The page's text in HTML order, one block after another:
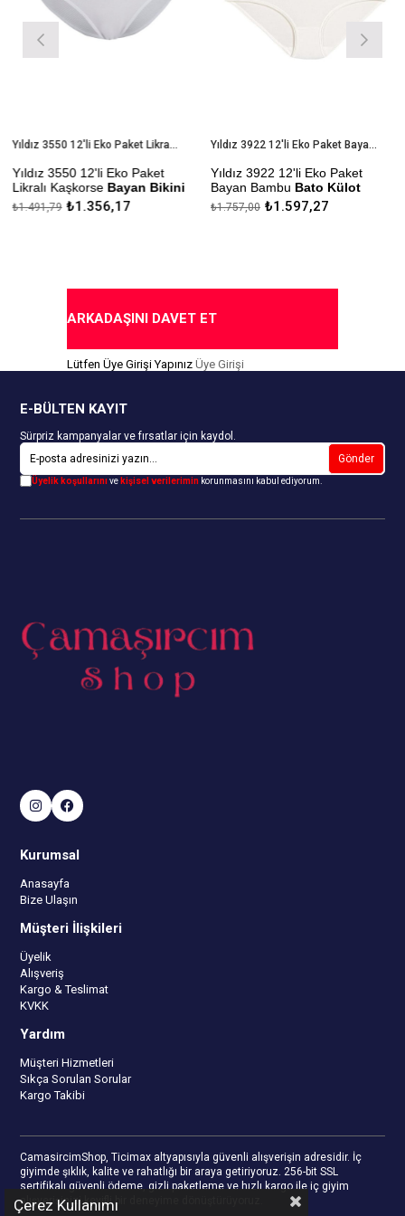
Yıldız 3550 12'li Eko Paket Likralı Kaşkorse Bayan Bikini Külot
Yıldız 3550 12'li Eko Paket
Likralı Kaşkorse Bayan Bikini
Külot
₺1.356,17
₺1.491,79
Yıldız 3922 12'li Eko Paket Bayan Bambu Bato Külot
Yıldız 3922 12'li Eko Paket
Bayan Bambu Bato Külot
Çekmezlik Sanfor Testi
₺1.597,27
₺1.757,00
ARKADAŞINI DAVET ET
Lütfen Üye Girişi Yapınız Üye Girişi
E-BÜLTEN KAYIT
Sürpriz kampanyalar ve fırsatlar için kaydol.
Gönder
Üyelik koşullarınıve kişisel verilerimin korunmasını kabul ediyorum.
Kurumsal
Anasayfa
Bize Ulaşın
Müşteri İlişkileri
Üyelik
Alışveriş
Kargo & Teslimat
KVKK
Yardım
Müşteri Hizmetleri
Sıkça Sorulan Sorular
Kargo Takibi
CamasircimShop, Ticimax altyapısıyla güvenli alışverişin adresidir. İç
giyimde şıklık, kalite ve rahatlığı bir araya getiriyoruz. 256-bit SSL
sertifikalı güvenli ödeme, gizli paketleme ve hızlı kargo ile iç giyim
alışverişinizi keyifli bir deneyime dönüştürüyoruz.
Çerez Kullanımı